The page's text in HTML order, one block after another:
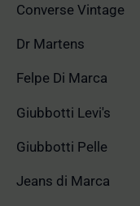
Converse Vintage
Dr Martens
Felpe Di Marca
Giubbotti Levi's
Giubbotti Pelle
Jeans di Marca